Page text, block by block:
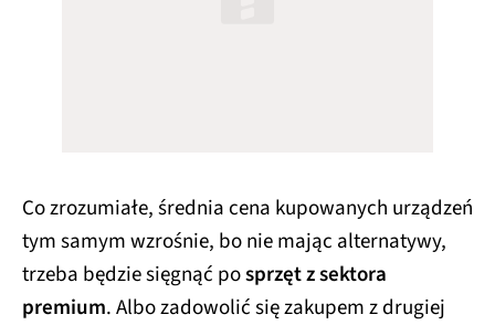
Co zrozumiałe, średnia cena kupowanych urządzeń
tym samym wzrośnie, bo nie mając alternatywy,
trzeba będzie sięgnąć posprzęt z sektora
premium. Albo zadowolić się zakupem z drugiej